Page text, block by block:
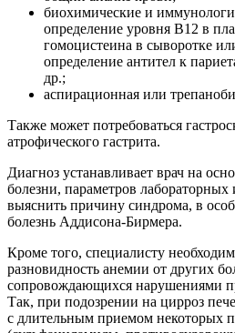
биохимические и
определение уровня В12 в
гомоцистеина в сыворотке
определение антител к
др.;
аспирационная или
Также может потребоваться
атрофического гастрита.
Диагноз устанавливает врач на
болезни, параметров
выяснить причину синдрома, в
болезнь Аддисона-Бирмера.
Кроме того, специалисту
разновидность анемии от других
сопровождающихся нарушениями
Так, при подозрении на цирроз
с длительным приемом некоторых